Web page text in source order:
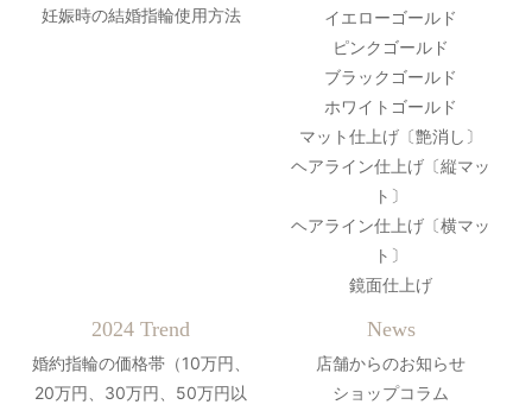
妊娠時の結婚指輪使用方法
イエローゴールド
ピンクゴールド
ブラックゴールド
ホワイトゴールド
マット仕上げ〔艶消し〕
ヘアライン仕上げ〔縦マッ
ト〕
ヘアライン仕上げ〔横マッ
ト〕
鏡面仕上げ
2024 Trend
婚約指輪の価格帯（10万円、
20万円、30万円、50万円以
News
店舗からのお知らせ
ショップコラム